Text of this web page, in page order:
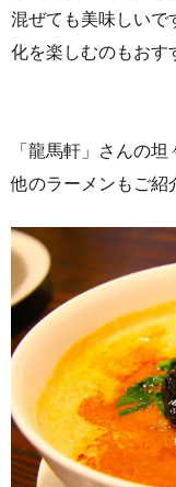
混ぜても美味しいで
化を楽しむのもおす
「龍馬軒」さんの
他のラーメンもご紹